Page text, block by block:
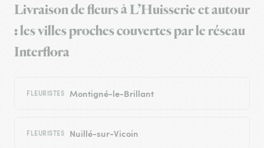
Livraison de fleurs à L’Huisserie et autour
: les villes proches couvertes par le réseau
Interflora
FLEURISTES Montigné-le-Brillant
FLEURISTES Nuillé-sur-Vicoin